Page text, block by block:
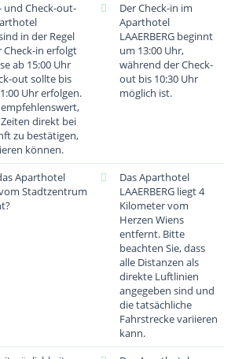
und Check-out-
in der Regel
Check-in erfolgt
ab 15:00 Uhr
out sollte bis
Uhr erfolgen.
direkt bei
zu bestätigen,
können.
Der Check-in im
Aparthotel
LAAERBERG beginnt
um 13:00 Uhr,
während der Check-
out bis 10:30 Uhr
möglich ist.
Aparthotel
vom Stadtzentrum
Das Aparthotel
LAAERBERG liegt 4
Kilometer vom
Herzen Wiens
entfernt. Bitte
beachten Sie, dass
alle Distanzen als
direkte Luftlinien
angegeben sind und
die tatsächliche
Fahrstrecke variieren
kann.